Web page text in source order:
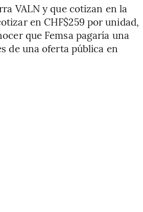
VALN y que cotizan en la
en CHF$259 por unidad,
que Femsa pagaría una
de una oferta pública en